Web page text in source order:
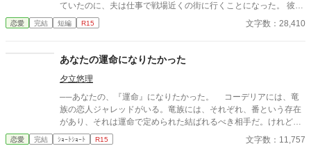
ていたのに、夫は仕事で戦場近くの街に行くことになった。 彼が
旅立った数日後、わたしの元に届いたのは夫の訃報だった。 悲し
みに暮れているわたしに近づいてきたのは、夫の親友のディール
と言われていたのだと言う。 あっという間に日にちが過ぎ、ディ
ール様から求婚される。 悩みに悩んだ末に、ディール様と婚約し
たわたしに、友人と街に出た時にすれ違った男が言った。 「あの
男と結婚するのはやめなさい。彼は君の夫の殺害を依頼した男
だ」
恋愛 完結 短編 R15 文字数：28,410
あなたの運命になりたかった
夕立悠理
──あなたの、『運命』になりたかった。 コーデリアには、竜
族の恋人ジャレッドがいる。竜族には、それぞれ、番という存在
があり、それは運命で定められた結ばれるべき相手だ。けれど、
コーデリアは、ジャレッドの番ではなかった。それでも、二人は
愛し合い、ジャレッドは、コーデリアにプロポーズする。幸せの
恋愛 完結 ｼｮｰﾄｼｮｰﾄ R15 文字数：11,757